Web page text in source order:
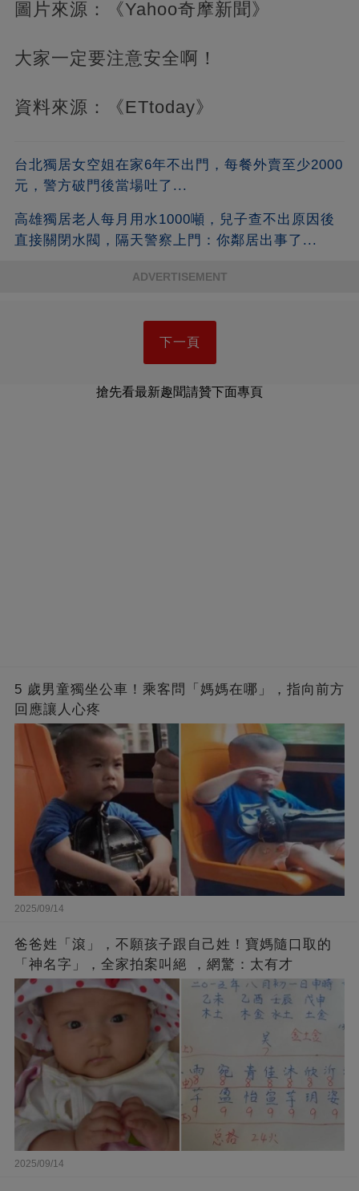
圖片來源：《Yahoo奇摩新聞》
大家一定要注意安全啊！
資料來源：《ETtoday》
台北獨居女空姐在家6年不出門，每餐外賣至少2000
元，警方破門後當場吐了...
高雄獨居老人每月用水1000噸，兒子查不出原因後
直接關閉水閥，隔天警察上門：你鄰居出事了...
ADVERTISEMENT
下一頁
搶先看最新趣聞請贊下面專頁
5 歲男童獨坐公車！乘客問「媽媽在哪」，指向前方
回應讓人心疼
2025/09/14
爸爸姓「滾」，不願孩子跟自己姓！寶媽隨口取的
「神名字」，全家拍案叫絕 ，網驚：太有才
2025/09/14